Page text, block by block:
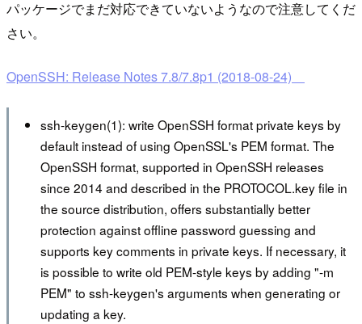
パッケージでまだ対応できていないようなので注意してくだ
さい。
OpenSSH: Release Notes 7.8/7.8p1 (2018-08-24)
ssh-keygen(1): write OpenSSH format private keys by
default instead of using OpenSSL's PEM format. The
OpenSSH format, supported in OpenSSH releases
since 2014 and described in the PROTOCOL.key file in
the source distribution, offers substantially better
protection against offline password guessing and
supports key comments in private keys. If necessary, it
is possible to write old PEM-style keys by adding "-m
PEM" to ssh-keygen's arguments when generating or
updating a key.